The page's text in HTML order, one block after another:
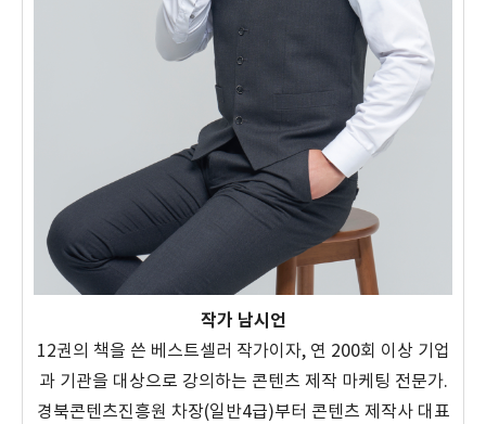
작가 남시언
12권의 책을 쓴 베스트셀러 작가이자, 연 200회 이상 기업
과 기관을 대상으로 강의하는 콘텐츠 제작 마케팅 전문가.
경북콘텐츠진흥원 차장(일반4급)부터 콘텐츠 제작사 대표